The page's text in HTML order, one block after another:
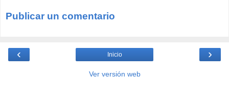
Publicar un comentario
‹ ›
Inicio
Ver versión web